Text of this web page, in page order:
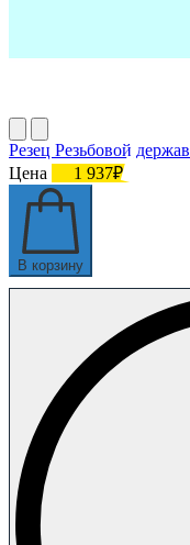
Резец Резьбовой
Цена
1 937₽
В корзину